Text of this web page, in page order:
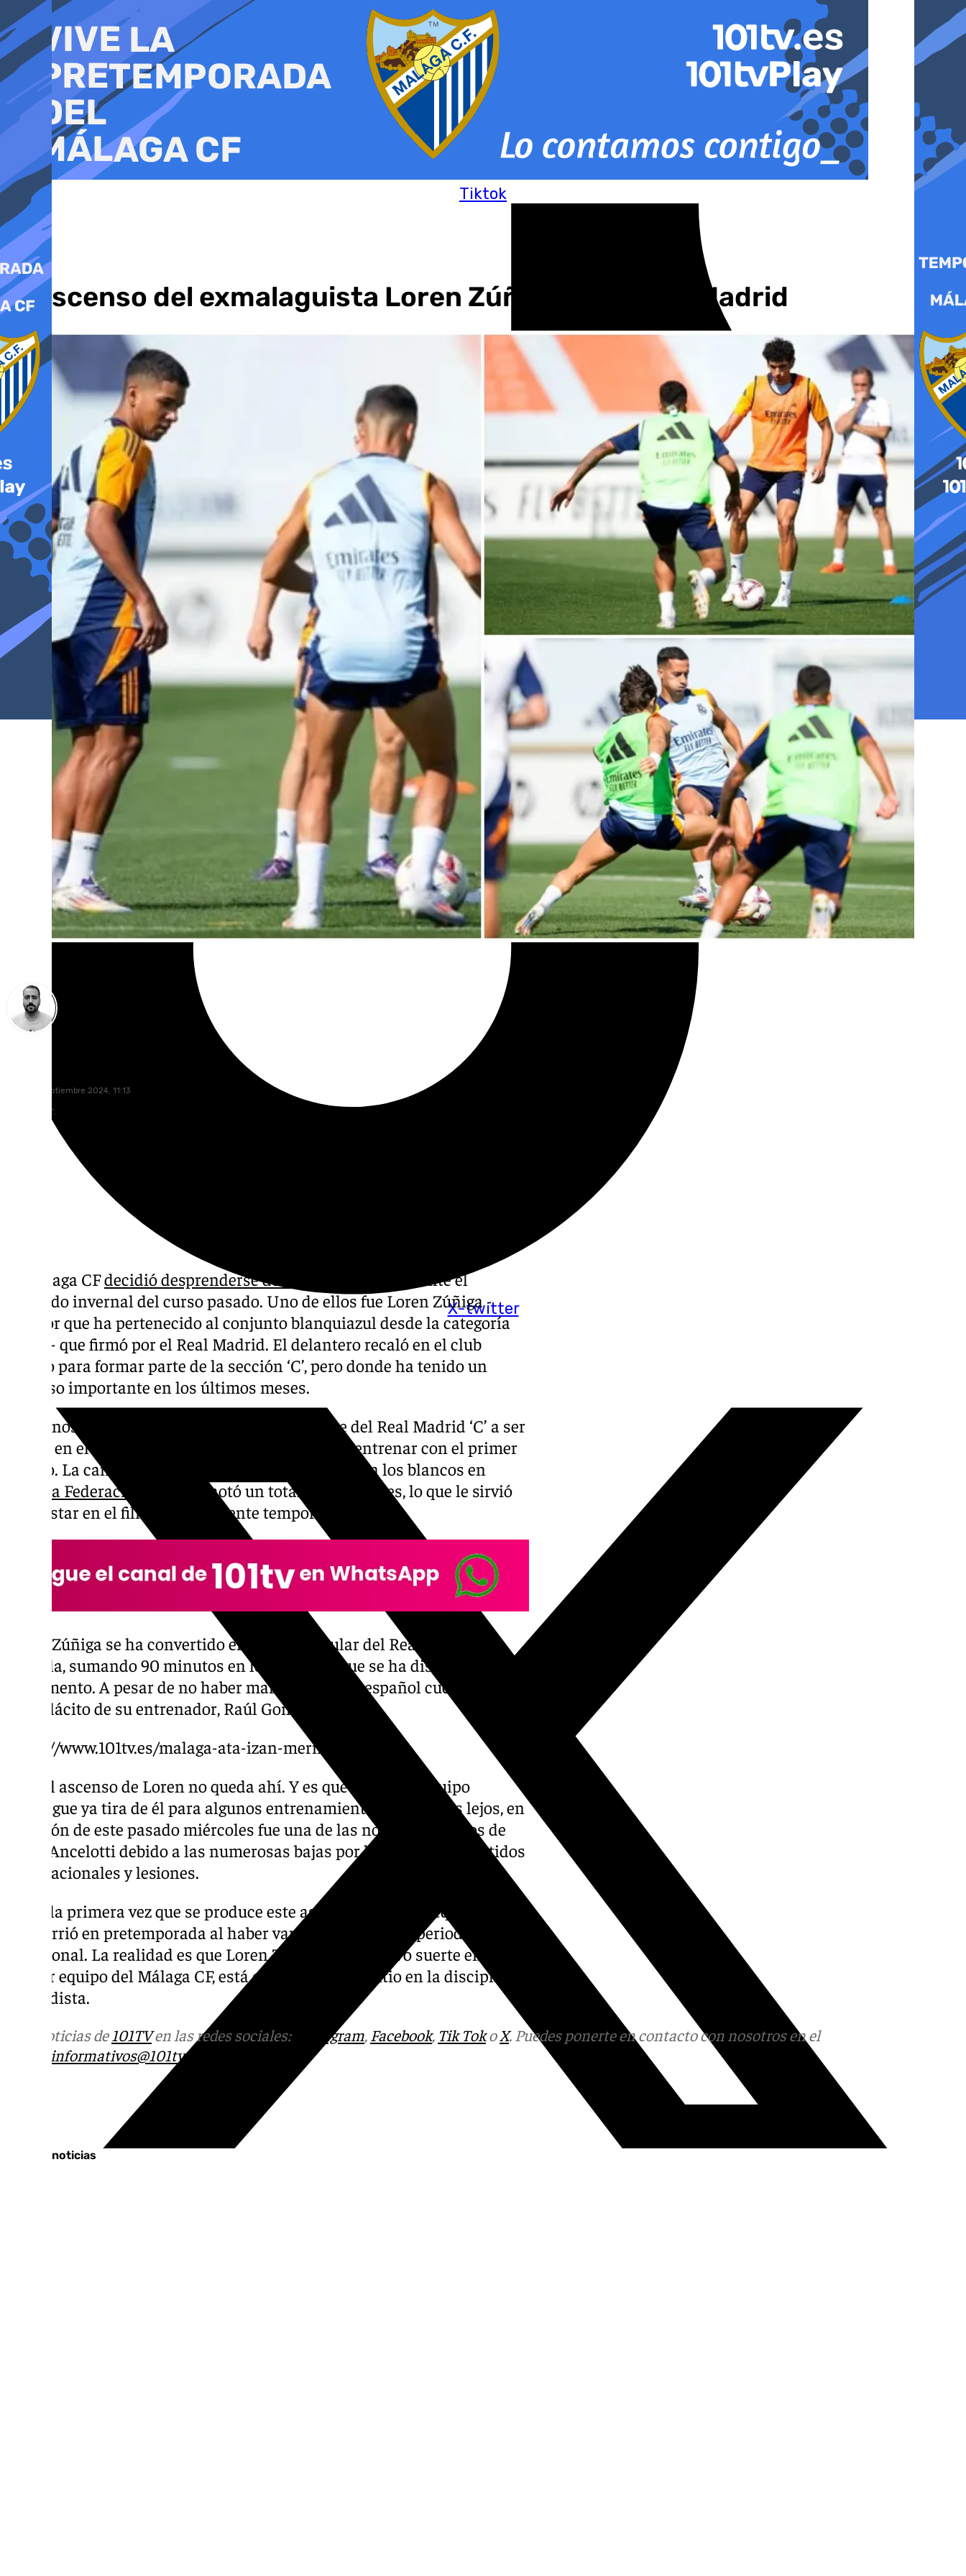
al
contenido
Tiktok
X-twitter
El ascenso del exmalaguista Loren Zúñiga en el Real Madrid
jueves, 5 septiembre 2024, 11:13
Compartir:
El Málaga CFdecidió desprenderse de dos futbolistas
durante el
mercado invernal del curso pasado. Uno de ellos fue Loren Zúñiga -
jugador que ha pertenecido al conjunto blanquiazul desde la categoría
alevín- que firmó por el Real Madrid. El delantero recaló en el club
blanco para formar parte de la sección ‘C’, pero donde ha tenido un
ascenso importante en los últimos meses.
En menos de un año ha pasado de formar parte del Real Madrid ‘C’ a ser
un fijo en el filial madridista, e incluso a llegar a entrenar con el primer
equipo. La campaña pasada disputó 16 partidos con los blancos en
Tercera Federación
, donde anotó un total de ocho goles, lo que le sirvió
para estar en el filial en la presente temporada.
Loren Zúñiga se ha convertido en el punta titular del Real Madrid
Castilla, sumando 90 minutos en los partidos que se ha disputado hasta
el momento. A pesar de no haber marcado aún, el español cuenta con el
beneplácito de su entrenador, Raúl González.
https://www.101tv.es/malaga-ata-izan-merino-hasta/
Pero el ascenso de Loren no queda ahí. Y es que el primer equipo
merengue ya tira de él para algunos entrenamientos. Sin ir más lejos, en
la sesión de este pasado miércoles fue una de las novedades de los de
Carlo Ancelotti debido a las numerosas bajas por la ventana de partidos
internacionales y lesiones.
No es la primera vez que se produce este ascenso al primer equipo, pues
ya ocurrió en pretemporada al haber varios jugadores en periodo
vacacional. La realidad es que Loren Zúñiga, que no tuvo suerte en el
primer equipo del Málaga CF, está encontrando su sitio en la disciplina
madridista.
Más noticias de 101TVen las redes sociales: Instagram, Facebook, Tik TokoX. Puedes ponerte en contacto con nosotros en el
informativos@101tv.es
Últimas noticias